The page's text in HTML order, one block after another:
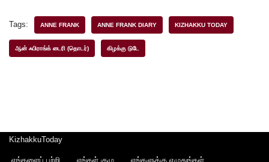
c
e
tt
er
k
e
at
s
ar
e
Tags: ANNE FRANK ANNE FRANK DIARY KIZHAKKU TODAY
ஆன் ஃபிராங்க் டைரி (தொடர்) கிழக்கு டுடே
KizhakkuToday
எங்களைப் பற்றி எங்கள் குழு எங்களுக்கு எழுதுங்கள்